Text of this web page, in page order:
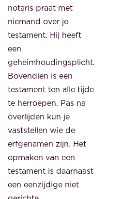
notaris praat met
niemand over je
testament. Hij heeft
een
geheimhoudingsplicht.
Bovendien is een
testament ten alle tijde
te herroepen. Pas na
overlijden kun je
vaststellen wie de
erfgenamen zijn. Het
opmaken van een
testament is daarnaast
een eenzijdige niet